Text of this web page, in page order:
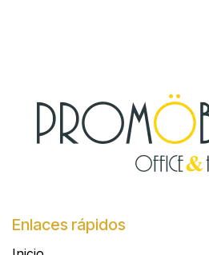
Enlaces rápidos